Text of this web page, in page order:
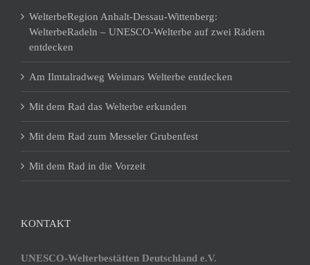
WelterbeRegion Anhalt-Dessau-Wittenberg:
WelterbeRadeln – UNESCO-Welterbe auf zwei Rädern
entdecken
Am Ilmtalradweg Weimars Welterbe entdecken
Mit dem Rad das Welterbe erkunden
Mit dem Rad zum Messeler Grubenfest
Mit dem Rad in die Vorzeit
KONTAKT
UNESCO-Welterbestätten Deutschland e.V.